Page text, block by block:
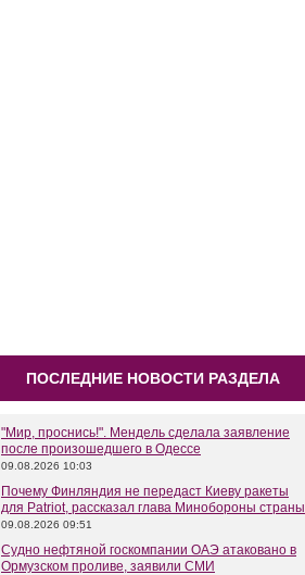
ПОСЛЕДНИЕ НОВОСТИ РАЗДЕЛА
"Мир, проснись!". Мендель сделала заявление
после произошедшего в Одессе
09.08.2026 10:03
Почему Финляндия не передаст Киеву ракеты
для Patriot, рассказал глава Минобороны страны
09.08.2026 09:51
Судно нефтяной госкомпании ОАЭ атаковано в
Ормузском проливе, заявили СМИ